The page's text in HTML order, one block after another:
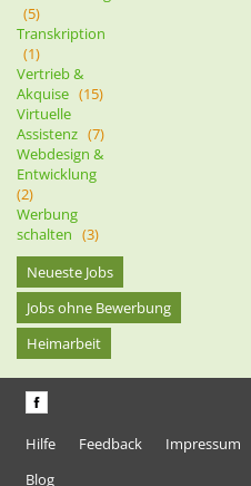
(5)
Transkription
(1)
Vertrieb &
Akquise (15)
Virtuelle
Assistenz (7)
Webdesign &
Entwicklung
(2)
Werbung
schalten (3)
Neueste Jobs
Jobs ohne Bewerbung
Heimarbeit
Hilfe Feedback Impressum
Blog